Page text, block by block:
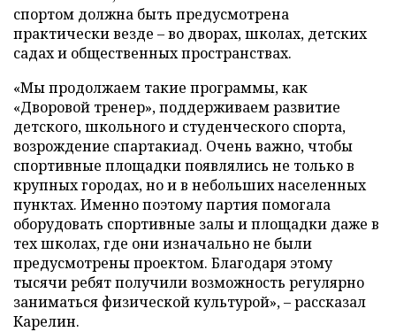
спортом должна быть предусмотрена
практически везде – во дворах, школах, детских
садах и общественных пространствах.
«Мы продолжаем такие программы, как
«Дворовой тренер», поддерживаем развитие
детского, школьного и студенческого спорта,
возрождение спартакиад. Очень важно, чтобы
спортивные площадки появлялись не только в
крупных городах, но и в небольших населенных
пунктах. Именно поэтому партия помогала
оборудовать спортивные залы и площадки даже в
тех школах, где они изначально не были
предусмотрены проектом. Благодаря этому
тысячи ребят получили возможность регулярно
заниматься физической культурой», – рассказал
Карелин.